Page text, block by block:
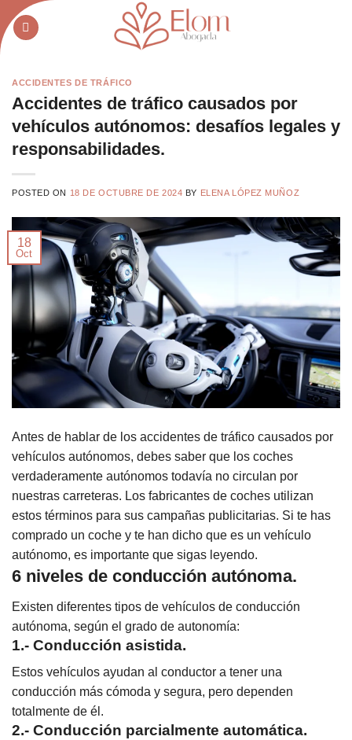
Saltar
al
contenido
ACCIDENTES DE TRÁFICO
Accidentes de tráfico causados por
vehículos autónomos: desafíos legales y
responsabilidades.
POSTED ON 18 DE OCTUBRE DE 2024 BY ELENA LÓPEZ MUÑOZ
18
Oct
Antes de hablar de los accidentes de tráfico causados por
vehículos autónomos, debes saber que los coches
verdaderamente autónomos todavía no circulan por
nuestras carreteras. Los fabricantes de coches utilizan
estos términos para sus campañas publicitarias. Si te has
comprado un coche y te han dicho que es un vehículo
autónomo, es importante que sigas leyendo.
6 niveles de conducción autónoma.
Existen diferentes tipos de vehículos de conducción
autónoma, según el grado de autonomía:
1.- Conducción asistida.
Estos vehículos ayudan al conductor a tener una
conducción más cómoda y segura, pero dependen
totalmente de él.
2.- Conducción parcialmente automática.